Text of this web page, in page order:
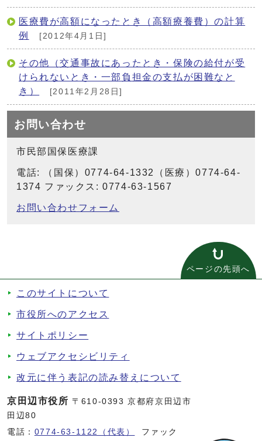
医療費が高額になったとき（高額療養費）の計算
例
[2012年4月1日]
その他（交通事故にあったとき・保険の給付が受
けられないとき・一部負担金の支払が困難なと
き）
[2011年2月28日]
お問い合わせ
市民部国保医療課
電話: （国保）0774-64-1332（医療）0774-64-
1374 ファックス: 0774-63-1567
お問い合わせフォーム
ページの先頭へ
このサイトについて
市役所へのアクセス
サイトポリシー
ウェブアクセシビリティ
改元に伴う表記の読み替えについて
京田辺市役所 〒610-0393 京都府京田辺市
田辺80
電話： 0774-63-1122（代表） ファック